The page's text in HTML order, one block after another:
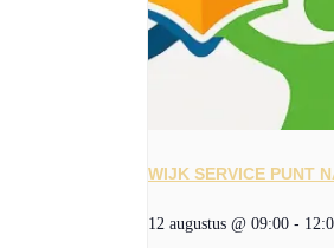
WIJK SERVICE PUNT
12 augustus @ 09:00 -